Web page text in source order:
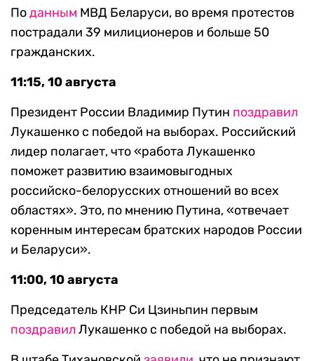
Поданным МВД Беларуси, во время протестов
пострадали 39 милиционеров и больше 50
гражданских.
11:15, 10 августа
Президент России Владимир Путин поздравил
Лукашенко с победой на выборах. Российский
лидер полагает, что «работа Лукашенко
поможет развитию взаимовыгодных
российско-белорусских отношений во всех
областях». Это, по мнению Путина, «отвечает
коренным интересам братских народов России
и Беларуси».
11:00, 10 августа
Председатель КНР Си Цзиньпин первым
поздравил Лукашенко с победой на выборах.